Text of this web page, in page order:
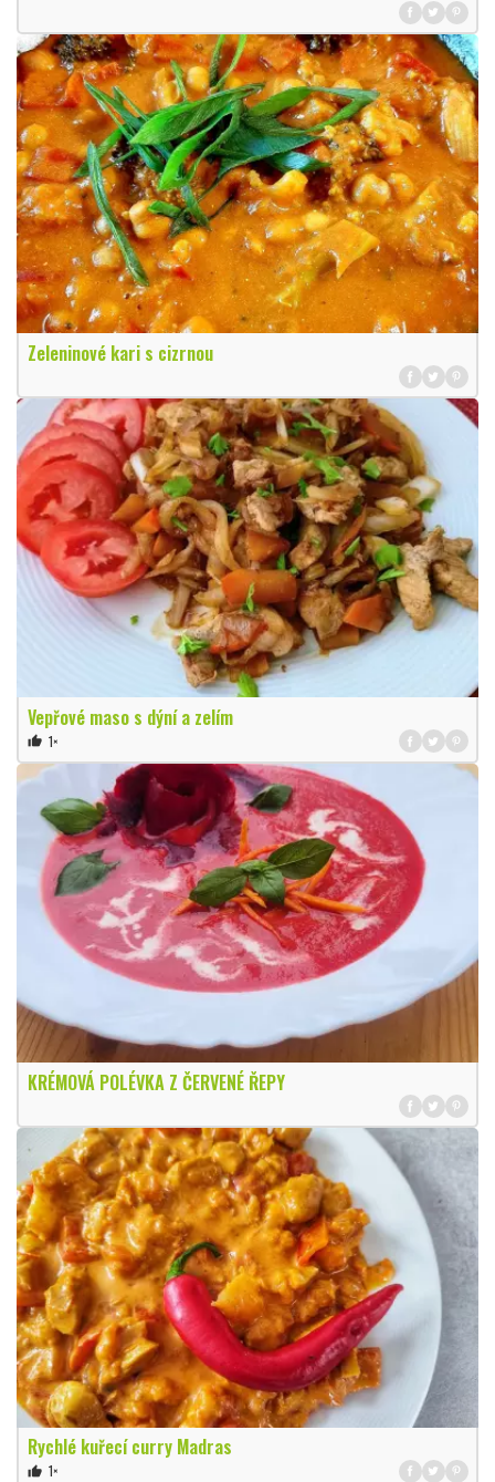
Zeleninové kari s cizrnou
Vepřové maso s dýní a zelím
thumb_up 1×
KRÉMOVÁ POLÉVKA Z ČERVENÉ ŘEPY
Rychlé kuřecí curry Madras
thumb_up 1×